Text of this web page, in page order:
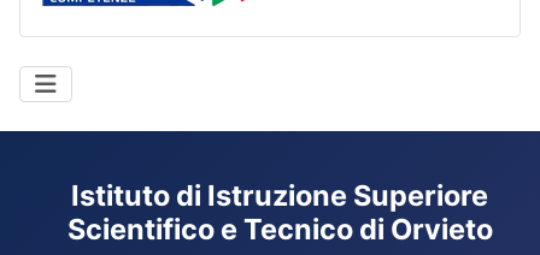
Istituto di Istruzione Superiore
Scientifico e Tecnico di Orvieto